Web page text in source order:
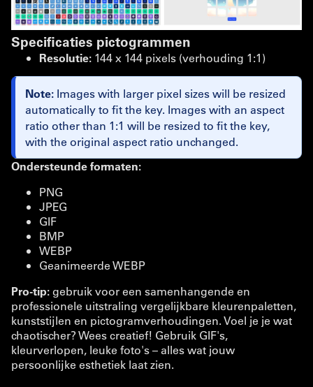
Specificaties pictogrammen
Resolutie: 144 x 144 pixels (verhouding 1:1)
Note: Images with larger pixel sizes will be resized
automatically to fit the key. Images with an aspect
ratio other than 1:1 will be resized to fit the key,
with the original aspect ratio unchanged.
Ondersteunde formaten:
PNG
JPEG
GIF
BMP
WEBP
Geanimeerde WEBP
Pro-tip:gebruik voor een samenhangende en
professionele uitstraling vergelijkbare kleurenpaletten,
kunststijlen en pictogramverhoudingen. Voel je je wat
chaotischer? Wees creatief! Gebruik GIF's,
kleurverlopen, leuke foto's – alles wat jouw
persoonlijke esthetiek laat zien.